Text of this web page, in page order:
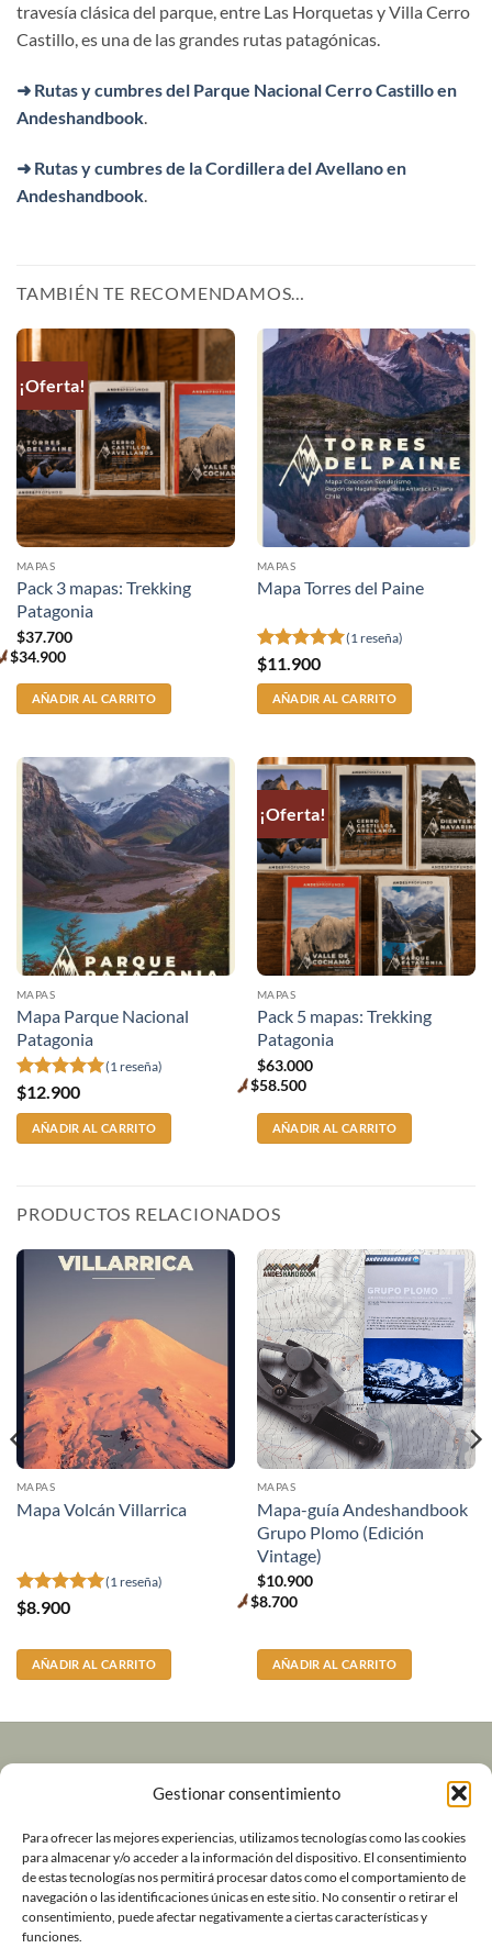
Gestionar consentimiento
Para ofrecer las mejores experiencias, utilizamos tecnologías como las cookies
para almacenar y/o acceder a la información del dispositivo. El consentimiento
de estas tecnologías nos permitirá procesar datos como el comportamiento de
navegación o las identificaciones únicas en este sitio. No consentir o retirar el
consentimiento, puede afectar negativamente a ciertas características y
funciones.
travesía clásica del parque, entre Las Horquetas y Villa Cerro
Castillo, es una de las grandes rutas patagónicas.
➜ Rutas y cumbres del Parque Nacional Cerro Castillo en
Andeshandbook.
➜ Rutas y cumbres de la Cordillera del Avellano en
Andeshandbook.
TAMBIÉN TE RECOMENDAMOS…
¡Oferta!
MAPAS
Pack 3 mapas: Trekking
Patagonia
$37.700
Premium
price
$34.900
AÑADIR AL CARRITO
MAPAS
Mapa Torres del Paine
Valorado
con5de 5
(1 reseña)
$11.900
AÑADIR AL CARRITO
MAPAS
Mapa Parque Nacional
Patagonia
Valorado
(1 reseña)
$12.900
AÑADIR AL CARRITO
¡Oferta!
MAPAS
Pack 5 mapas: Trekking
Patagonia
$63.000
Premium
$58.500
AÑADIR AL CARRITO
PRODUCTOS RELACIONADOS
MAPAS
Mapa Volcán Villarrica
Valorado
(1 reseña)
$8.900
AÑADIR AL CARRITO
MAPAS
Mapa-guía Andeshandbook
Grupo Plomo (Edición
Vintage)
$10.900
Premium
$8.700
AÑADIR AL CARRITO
Política de Devoluciones y Garantía
Términos y Condiciones de Uso